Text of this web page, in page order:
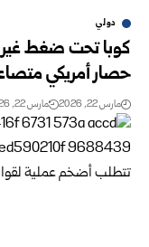
دولي
كوبا تحت ضغط غير
حصار أمريكي
مارس 22, 2026 مارس 22, 2026